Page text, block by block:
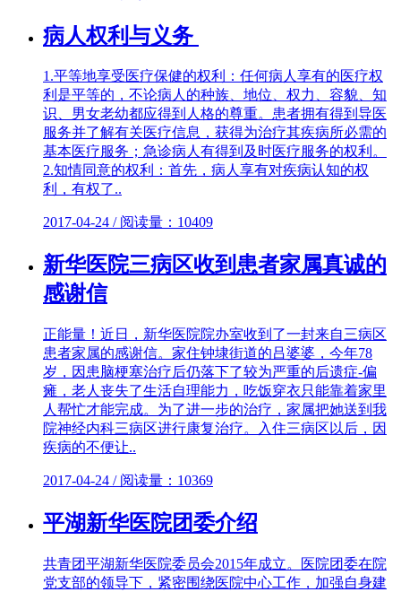
病人权利与义务
1.平等地享受医疗保健的权利：任何病人享有的医疗权
利是平等的，不论病人的种族、地位、权力、容貌、知
识、男女老幼都应得到人格的尊重。患者拥有得到导医
服务并了解有关医疗信息，获得为治疗其疾病所必需的
基本医疗服务；急诊病人有得到及时医疗服务的权利。
2.知情同意的权利：首先，病人享有对疾病认知的权
利，有权了..
2017-04-24 / 阅读量：10409
新华医院三病区收到患者家属真诚的
感谢信
正能量！近日，新华医院院办室收到了一封来自三病区
患者家属的感谢信。家住钟埭街道的吕婆婆，今年78
岁，因患脑梗塞治疗后仍落下了较为严重的后遗症-偏
瘫，老人丧失了生活自理能力，吃饭穿衣只能靠着家里
人帮忙才能完成。为了进一步的治疗，家属把她送到我
院神经内科三病区进行康复治疗。入住三病区以后，因
疾病的不便让..
2017-04-24 / 阅读量：10369
平湖新华医院团委介绍
共青团平湖新华医院委员会2015年成立。医院团委在院
党支部的领导下，紧密围绕医院中心工作，加强自身建